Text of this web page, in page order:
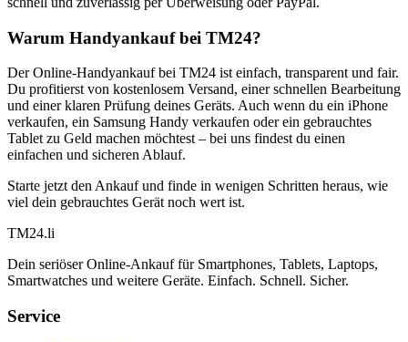
Warum Handyankauf bei TM24?
Der Online-Handyankauf bei TM24 ist einfach, transparent und fair.
Du profitierst von kostenlosem Versand, einer schnellen Bearbeitung
und einer klaren Prüfung deines Geräts. Auch wenn du ein iPhone
verkaufen, ein Samsung Handy verkaufen oder ein gebrauchtes
Tablet zu Geld machen möchtest – bei uns findest du einen
einfachen und sicheren Ablauf.
Starte jetzt den Ankauf und finde in wenigen Schritten heraus, wie
viel dein gebrauchtes Gerät noch wert ist.
TM24.li
Dein seriöser Online-Ankauf für Smartphones, Tablets, Laptops,
Smartwatches und weitere Geräte. Einfach. Schnell. Sicher.
Service